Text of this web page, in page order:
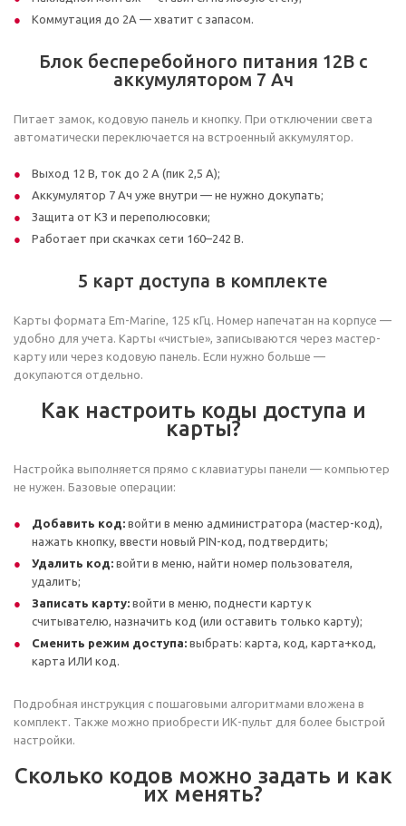
Коммутация до 2А — хватит с запасом.
Блок бесперебойного питания 12В с
аккумулятором 7 Ач
Питает замок, кодовую панель и кнопку. При отключении света
автоматически переключается на встроенный аккумулятор.
Выход 12 В, ток до 2 А (пик 2,5 А);
Аккумулятор 7 Ач уже внутри — не нужно докупать;
Защита от КЗ и переполюсовки;
Работает при скачках сети 160–242 В.
5 карт доступа в комплекте
Карты формата Em-Marine, 125 кГц. Номер напечатан на корпусе —
удобно для учета. Карты «чистые», записываются через мастер-
карту или через кодовую панель. Если нужно больше —
докупаются отдельно.
Как настроить коды доступа и
карты?
Настройка выполняется прямо с клавиатуры панели — компьютер
не нужен. Базовые операции:
Добавить код: войти в меню администратора (мастер-код),
нажать кнопку, ввести новый PIN-код, подтвердить;
Удалить код: войти в меню, найти номер пользователя,
удалить;
Записать карту: войти в меню, поднести карту к
считывателю, назначить код (или оставить только карту);
Сменить режим доступа: выбрать: карта, код, карта+код,
карта ИЛИ код.
Подробная инструкция с пошаговыми алгоритмами вложена в
комплект. Также можно приобрести ИК-пульт для более быстрой
настройки.
Сколько кодов можно задать и как
их менять?